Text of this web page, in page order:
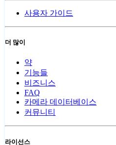
사용자 가이드
더 많이
약
기능들
비즈니스
FAQ
카메라 데이터베이스
커뮤니티
라이선스